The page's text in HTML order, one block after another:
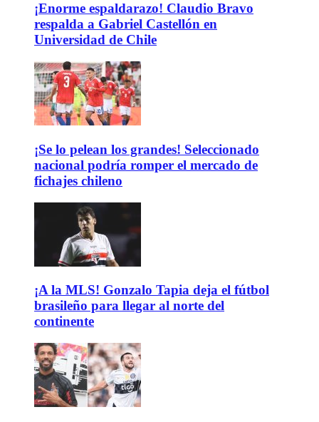
¡Enorme espaldarazo! Claudio Bravo
respalda a Gabriel Castellón en
Universidad de Chile
¡Se lo pelean los grandes! Seleccionado
nacional podría romper el mercado de
fichajes chileno
¡A la MLS! Gonzalo Tapia deja el fútbol
brasileño para llegar al norte del
continente